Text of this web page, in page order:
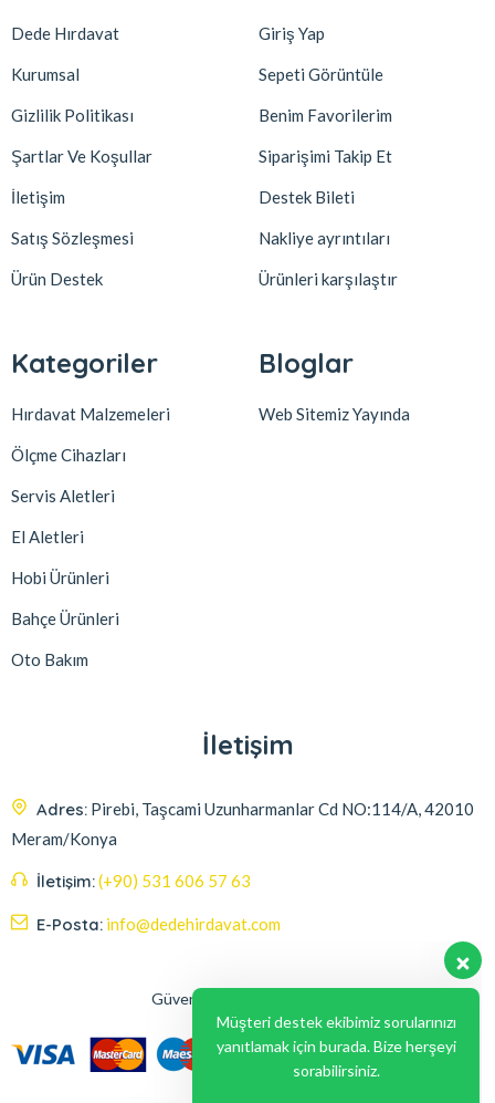
Dede Hırdavat
Kurumsal
Gizlilik Politikası
Şartlar Ve Koşullar
İletişim
Satış Sözleşmesi
Ürün Destek
Giriş Yap
Sepeti Görüntüle
Benim Favorilerim
Siparişimi Takip Et
Destek Bileti
Nakliye ayrıntıları
Ürünleri karşılaştır
Kategoriler
Hırdavat Malzemeleri
Ölçme Cihazları
Servis Aletleri
El Aletleri
Hobi Ürünleri
Bahçe Ürünleri
Oto Bakım
Bloglar
Web Sitemiz Yayında
İletişim
Adres: Pirebi, Taşcami Uzunharmanlar Cd NO:114/A, 42010
Meram/Konya
İletişim:(+90) 531 606 57 63
E-Posta: info@dedehirdavat.com
Güvenli Ödeme Seçenekleri
Müşteri destek ekibimiz sorularınızı
yanıtlamak için burada. Bize herşeyi
sorabilirsiniz.